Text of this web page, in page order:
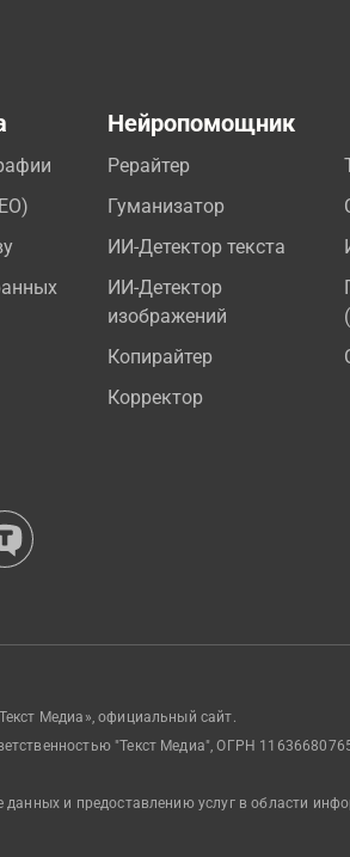
Нейропомощник
Рерайтер
Гуманизатор
ИИ-Детектор текста
ИИ-Детектор
изображений
Копирайтер
Корректор
Медиа», официальный сайт.
"Текст Медиа", ОГРН
данных и предоставлению услуг в области